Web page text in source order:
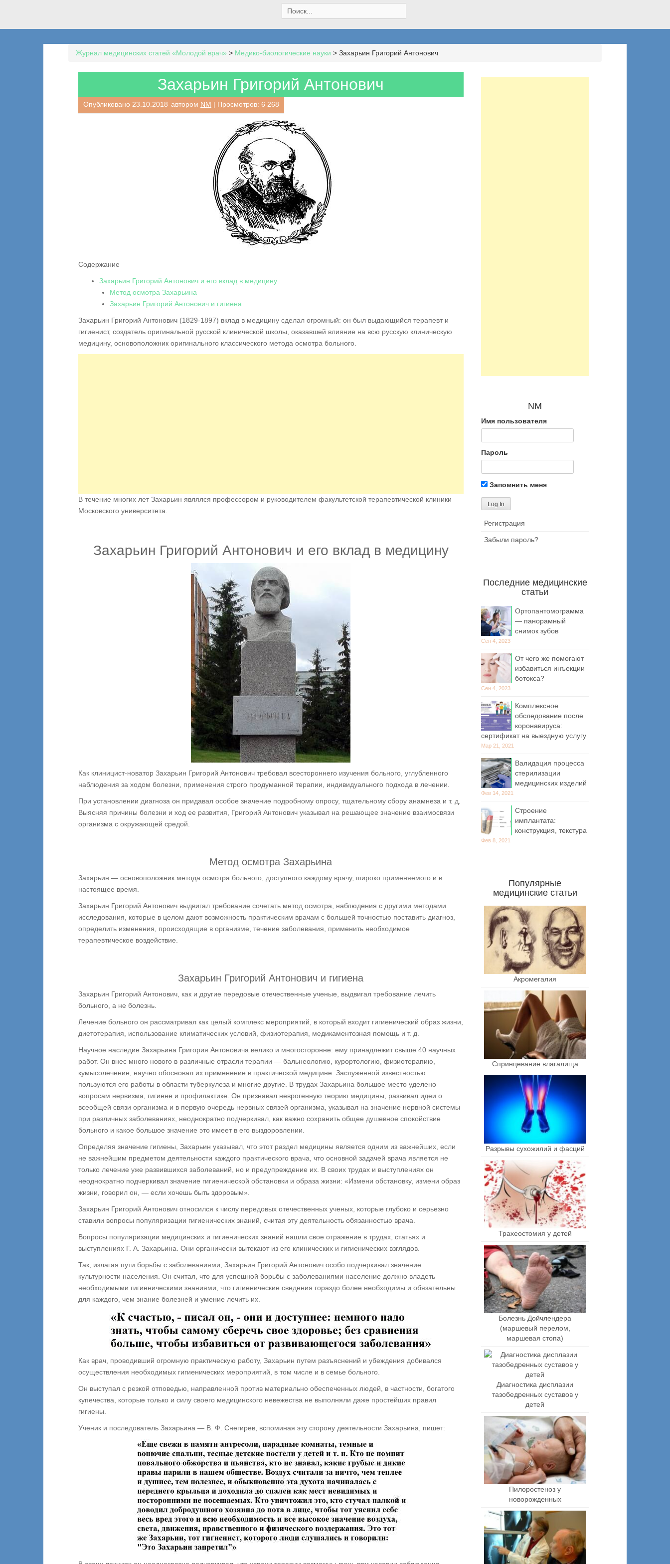
e
a
h
r
:
Журнал медицинских статей «Молодой врач» > Медико-биологические науки > Захарьин Григорий Антонович
Захарьин Григорий Антонович
Опубликовано 23.10.2018 автором NM | Просмотров: 6 268
Содержание
Захарьин Григорий Антонович и его вклад в медицину
Метод осмотра Захарьина
Захарьин Григорий Антонович и гигиена
Захарьин Григорий Антонович (1829-1897) вклад в медицину сделал огромный: он был выдающийся терапевт и
гигиенист, создатель оригинальной русской клинической школы, оказавшей влияние на всю русскую клиническую
медицину, основоположник оригинального классического метода осмотра больного.
В течение многих лет Захарьин являлся профессором и руководителем факультетской терапевтической клиники
Московского университета.
Захарьин Григорий Антонович и его вклад в медицину
Как клиницист-новатор Захарьин Григорий Антонович требовал всестороннего изучения больного, углубленного
наблюдения за ходом болезни, применения строго продуманной терапии, индивидуального подхода в лечении.
При установлении диагноза он придавал особое значение подробному опросу, тщательному сбору анамнеза и т. д.
Выясняя причины болезни и ход ее развития, Григорий Антонович указывал на решающее значение взаимосвязи
организма с окружающей средой.
Метод осмотра Захарьина
Захарьин — основоположник метода осмотра больного, доступного каждому врачу, широко применяемого и в
настоящее время.
Захарьин Григорий Антонович выдвигал требование сочетать метод осмотра, наблюдения с другими методами
исследования, которые в целом дают возможность практическим врачам с большей точностью поставить диагноз,
определить изменения, происходящие в организме, течение заболевания, применить необходимое
терапевтическое воздействие.
Захарьин Григорий Антонович и гигиена
Захарьин Григорий Антонович, как и другие передовые отечественные ученые, выдвигал требование лечить
больного, а не болезнь.
Лечение больного он рассматривал как целый комплекс мероприятий, в который входит гигиенический образ жизни,
диетотерапия, использование климатических условий, физиотерапия, медикаментозная помощь и т. д.
Научное наследие Захарьина Григория Антоновича велико и многосторонне: ему принадлежит свыше 40 научных
работ. Он внес много нового в различные отрасли терапии — бальнеологию, курортологию, физиотерапию,
кумысолечение, научно обосновал их применение в практической медицине. Заслуженной известностью
пользуются его работы в области туберкулеза и многие другие. В трудах Захарьина большое место уделено
вопросам нервизма, гигиене и профилактике. Он признавал неврогенную теорию медицины, развивал идеи о
всеобщей связи организма и в первую очередь нервных связей организма, указывал на значение нервной системы
при различных заболеваниях, неоднократно подчеркивал, как важно сохранить общее душевное спокойствие
больного и какое большое значение это имеет в его выздоровлении.
Определяя значение гигиены, Захарьин указывал, что этот раздел медицины является одним из важнейших, если
не важнейшим предметом деятельности каждого практического врача, что основной задачей врача является не
только лечение уже развившихся заболеваний, но и предупреждение их. В своих трудах и выступлениях он
неоднократно подчеркивал значение гигиенической обстановки и образа жизни: «Измени обстановку, измени образ
жизни, говорил он, — если хочешь быть здоровым».
Захарьин Григорий Антонович относился к числу передовых отечественных ученых, которые глубоко и серьезно
ставили вопросы популяризации гигиенических знаний, считая эту деятельность обязанностью врача.
Вопросы популяризации медицинских и гигиенических знаний нашли свое отражение в трудах, статьях и
выступлениях Г. А. Захарьина. Они органически вытекают из его клинических и гигиенических взглядов.
Так, излагая пути борьбы с заболеваниями, Захарьин Григорий Антонович особо подчеркивал значение
культурности населения. Он считал, что для успешной борьбы с заболеваниями население должно владеть
необходимыми гигиеническими знаниями, что гигиенические сведения гораздо более необходимы и обязательны
для каждого, чем знание болезней и умение лечить их.
Как врач, проводивший огромную практическую работу, Захарьин путем разъяснений и убеждения добивался
осуществления необходимых гигиенических мероприятий, в том числе и в семье больного.
Он выступал с резкой отповедью, направленной против материально обеспеченных людей, в частности, богатого
купечества, которые только и силу своего медицинского невежества не выполняли даже простейших правил
гигиены.
Ученик и последователь Захарьина — В. Ф. Снегирев, вспоминая эту сторону деятельности Захарьина, пишет:
NM
Имя пользователя
Пароль
Запомнить меня
Регистрация
Забыли пароль?
Последние медицинские
статьи
Ортопантомограмма
— панорамный
снимок зубов
Сен 4, 2023
От чего же помогают
избавиться инъекции
ботокса?
Сен 4, 2023
Комплексное
обследование после
коронавируса:
сертификат на выездную услугу
Мар 21, 2021
Валидация процесса
стерилизации
медицинских изделий
Фев 14, 2021
Строение
имплантата:
конструкция, текстура
Фев 8, 2021
Популярные
медицинские статьи
Акромегалия
Спринцевание влагалища
Разрывы сухожилий и фасций
Трахеостомия у детей
Болезнь Дойчлендера
(маршевый перелом,
маршевая стопа)
Диагностика дисплазии
тазобедренных суставов у
детей
Пилоростеноз у
новорожденных